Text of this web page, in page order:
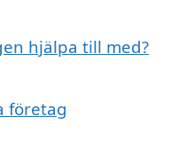
hjälpa till med?
företag